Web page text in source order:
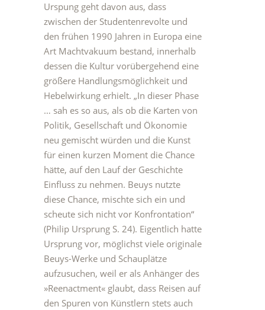
Urspung geht davon aus, dass
zwischen der Studentenrevolte und
den frühen 1990 Jahren in Europa eine
Art Machtvakuum bestand, innerhalb
dessen die Kultur vorübergehend eine
größere Handlungsmöglichkeit und
Hebelwirkung erhielt. „In dieser Phase
… sah es so aus, als ob die Karten von
Politik, Gesellschaft und Ökonomie
neu gemischt würden und die Kunst
für einen kurzen Moment die Chance
hätte, auf den Lauf der Geschichte
Einfluss zu nehmen. Beuys nutzte
diese Chance, mischte sich ein und
scheute sich nicht vor Konfrontation“
(Philip Ursprung S. 24). Eigentlich hatte
Ursprung vor, möglichst viele originale
Beuys-Werke und Schauplätze
aufzusuchen, weil er als Anhänger des
»Reenactment« glaubt, dass Reisen auf
den Spuren von Künstlern stets auch